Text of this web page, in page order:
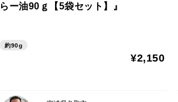
らー油90ｇ【5袋セット】』
約90g
¥2,150